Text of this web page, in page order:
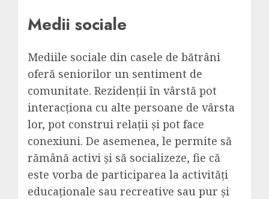
Medii sociale
Mediile sociale din casele de bătrâni
oferă seniorilor un sentiment de
comunitate. Rezidenții în vârstă pot
interacționa cu alte persoane de vârsta
lor, pot construi relații și pot face
conexiuni. De asemenea, le permite să
rămână activi și să socializeze, fie că
este vorba de participarea la activități
educaționale sau recreative sau pur și